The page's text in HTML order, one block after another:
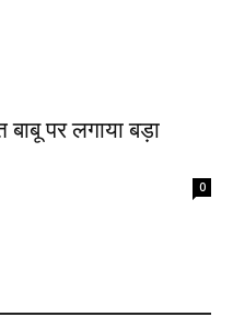
बाबू पर लगाया बड़ा
0